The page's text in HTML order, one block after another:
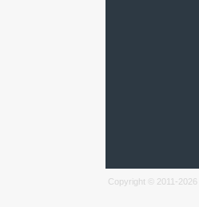
Copyright © 2011-2026